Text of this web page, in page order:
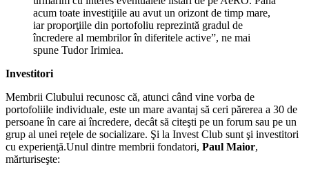
acum toate investiţiile au avut un orizont de timp mare,
iar proporţiile din portofoliu reprezintă gradul de
încredere al membrilor în diferitele active”, ne mai
spune Tudor Irimiea.
Investitori
Membrii Clubului recunosc că, atunci când vine vorba de
portofoliile individuale, este un mare avantaj să ceri părerea a 30 de
persoane în care ai încredere, decât să citeşti pe un forum sau pe un
grup al unei reţele de socializare. Şi la Invest Club sunt şi investitori
cu experienţă.Unul dintre membrii fondatori, Paul Maior,
mărturiseşte: